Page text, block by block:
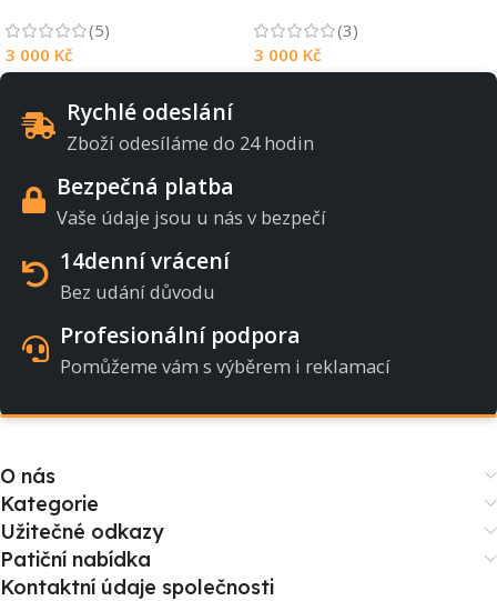
(5)
3 000 Kč
(3)
3 000 Kč
Rychlé odeslání
Zboží odesíláme do 24 hodin
Bezpečná platba
Vaše údaje jsou u nás v bezpečí
14denní vrácení
Bez udání důvodu
Profesionální podpora
Pomůžeme vám s výběrem i reklamací
O nás
Kategorie
Užitečné odkazy
Patiční nabídka
Kontaktní údaje společnosti